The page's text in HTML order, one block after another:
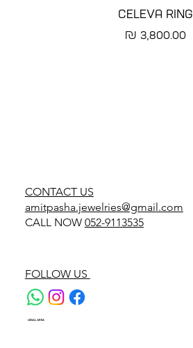
CELEVA RING
מחיר
LEGAL AREA
CONTACT US
amitpasha.jewelries@gmail.com
CALL NOW 052-9113535
FOLLOW US